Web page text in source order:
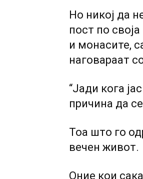
Но никој да
пост по
и монасите,
наговараат
“Јади кога
причина да
Тоа што го
вечен живот.
Оние кои